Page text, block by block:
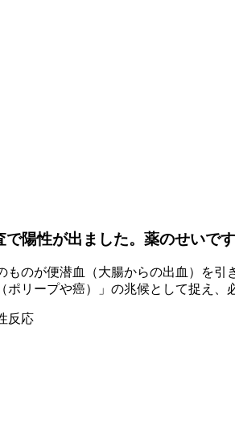
陽性が出ました。薬のせいで
ものが便潜血（大腸からの出血）を
ポリープや癌）」の兆候として捉え
反応